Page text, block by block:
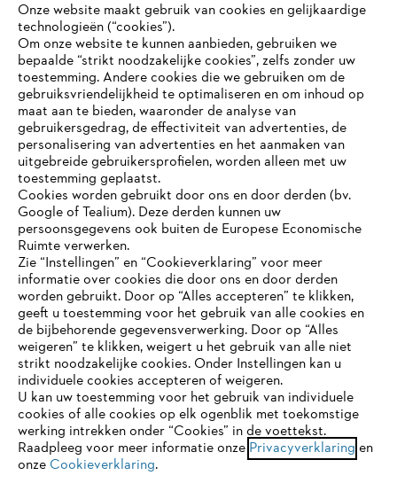
Bedrijf
STIHL FAQ
Contact
Gegevensbescherming Impressum
Cookie-informatie Juridische informatie
ANDREAS STIHL NV, Veurtstraat 117, 2870
JE BROWSER WORDT NIET
ONDERSTEUND
Je gebruikt een browser die we nog niet ondersteunen. Om
onze website optimaal te kunnen gebruiken, raden we aan dat
je overschakelt op één van de volgende browsers:
firefox
Onze website maakt gebruik van cookies en gelijkaardige
technologieën (“cookies”).
Om onze website te kunnen aanbieden, gebruiken we
bepaalde “strikt noodzakelijke cookies”, zelfs zonder uw
toestemming. Andere cookies die we gebruiken om de
gebruiksvriendelijkheid te optimaliseren en om inhoud op
maat aan te bieden, waaronder de analyse van
gebruikersgedrag, de effectiviteit van advertenties, de
personalisering van advertenties en het aanmaken van
uitgebreide gebruikersprofielen, worden alleen met uw
toestemming geplaatst.
Cookies worden gebruikt door ons en door derden (bv.
Google of Tealium). Deze derden kunnen uw
persoonsgegevens ook buiten de Europese Economische
Ruimte verwerken.
Zie “Instellingen” en “Cookieverklaring” voor meer
informatie over cookies die door ons en door derden
worden gebruikt. Door op “Alles accepteren” te klikken,
geeft u toestemming voor het gebruik van alle cookies en
de bijbehorende gegevensverwerking. Door op “Alles
weigeren” te klikken, weigert u het gebruik van alle niet
strikt noodzakelijke cookies. Onder Instellingen kan u
individuele cookies accepteren of weigeren.
U kan uw toestemming voor het gebruik van individuele
cookies of alle cookies op elk ogenblik met toekomstige
werking intrekken onder “Cookies” in de voettekst.
Raadpleeg voor meer informatie onze Privacyverklaring en
onze Cookieverklaring.